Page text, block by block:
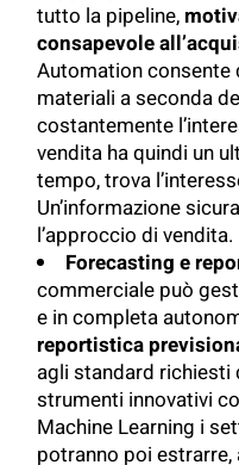
tutto la pipeline,
consapevole
Automation consente
materiali a seconda
costantemente
vendita ha quindi un
tempo, trova
Un’informazione
l’approccio di vendita.
Forecasting e
commerciale può
e in completa
reportistica
agli standard richiesti
strumenti innovativi
Machine Learning i
potranno poi estrarre,